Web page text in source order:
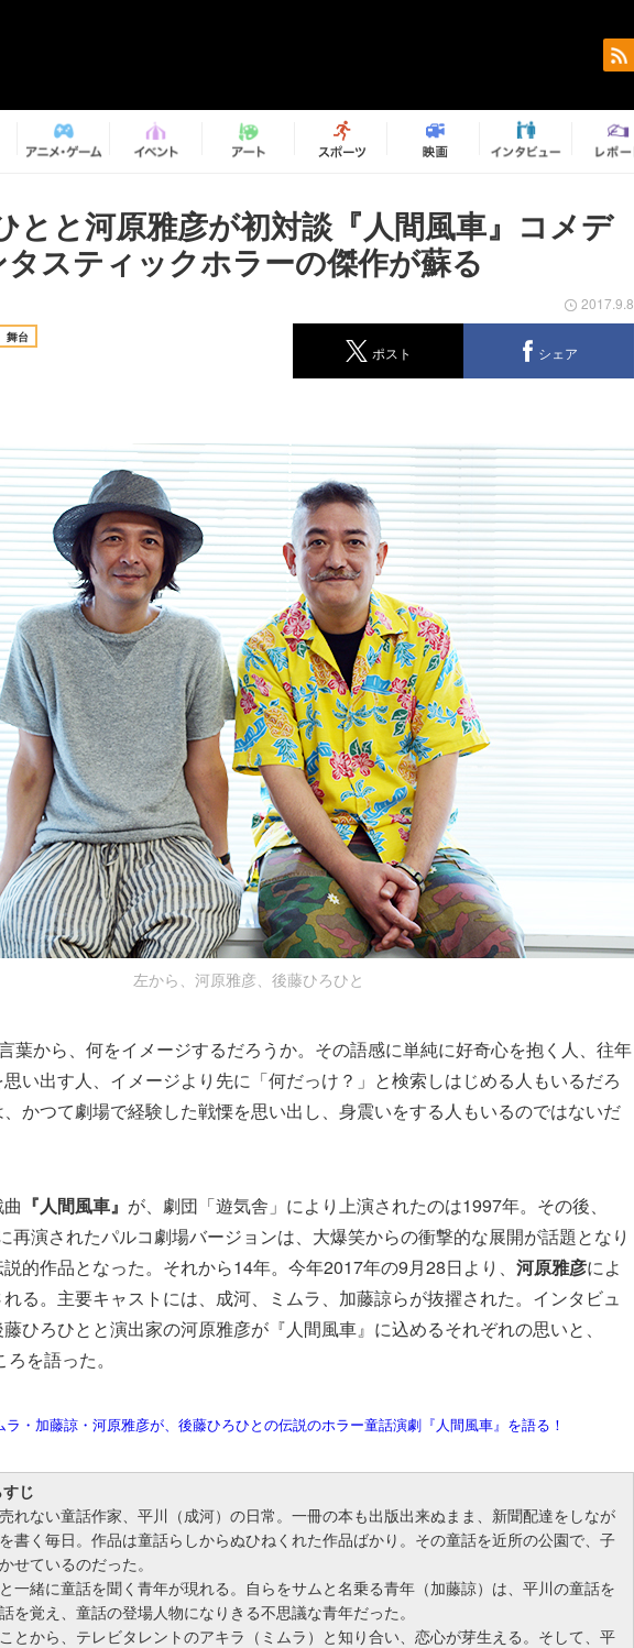
とと河原雅彦が初対談『人間風車』コメデ
スティックホラーの傑作が蘇る
舞台
2017.9.8
ポスト シェア
左から、河原雅彦、後藤ひろひと
葉から、何をイメージするだろうか。その語感に単純に好奇心を抱く人、往年
い出す人、イメージより先に「何だっけ？」と検索しはじめる人もいるだろ
かつて劇場で経験した戦慄を思い出し、身震いをする人もいるのではないだ
『人間風車』 が、劇団「遊気舎」により上演されたのは1997年。その後、
再演されたパルコ劇場バージョンは、大爆笑からの衝撃的な展開が話題となり
的作品となった。それから14年。今年2017年の9月28日より、 河原雅彦によ
る。主要キャストには、成河、ミムラ、加藤諒らが抜擢された。インタビュ
ひろひとと演出家の河原雅彦が『人間風車』に込めるそれぞれの思いと、
を語った。
・加藤諒・河原雅彦が、後藤ひろひとの伝説のホラー童話演劇『人間風車』を語る！
すじ
れない童話作家、平川（成河）の日常。一冊の本も出版出来ぬまま、新聞配達をしなが
書く毎日。作品は童話らしからぬひねくれた作品ばかり。その童話を近所の公園で、子
せているのだった。
一緒に童話を聞く青年が現れる。自らをサムと名乗る青年（加藤諒）は、平川の童話を
を覚え、童話の登場人物になりきる不思議な青年だった。
とから、テレビタレントのアキラ（ミムラ）と知り合い、恋心が芽生える。そして、平